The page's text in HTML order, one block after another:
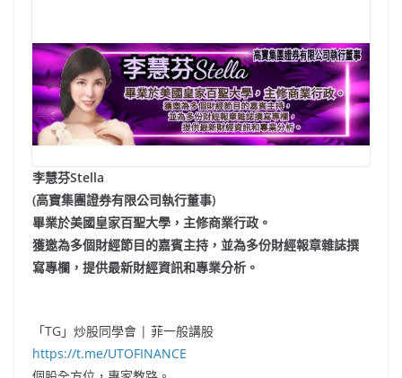
李慧芬Stella
(高寶集團證券有限公司執行董事)
畢業於美國皇家百聖大學，主修商業行政。
獲邀為多個財經節目的嘉賓主持，並為多份財經報章雜誌撰
寫專欄，提供最新財經資訊和專業分析。
「TG」炒股同學會 | 菲一般講股
https://t.me/UTOFINANCE